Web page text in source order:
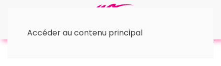
Accéder au contenu principal